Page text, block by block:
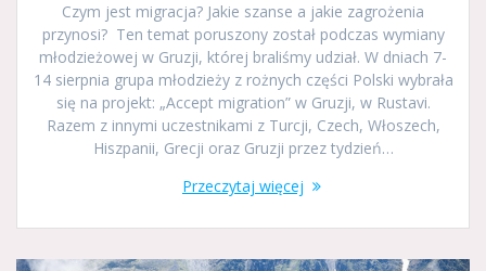
Czym jest migracja? Jakie szanse a jakie zagrożenia
przynosi? Ten temat poruszony został podczas wymiany
młodzieżowej w Gruzji, której braliśmy udział. W dniach 7-
14 sierpnia grupa młodzieży z rożnych części Polski wybrała
się na projekt: „Accept migration” w Gruzji, w Rustavi.
Razem z innymi uczestnikami z Turcji, Czech, Włoszech,
Hiszpanii, Grecji oraz Gruzji przez tydzień…
Przeczytaj więcej